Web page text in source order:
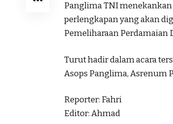
Panglima TNI
perlengkapan yang akan
Pemeliharaan Perdamaian
Turut hadir dalam acara
Asops Panglima, Asrenum
Reporter: Fahri
Editor: Ahmad